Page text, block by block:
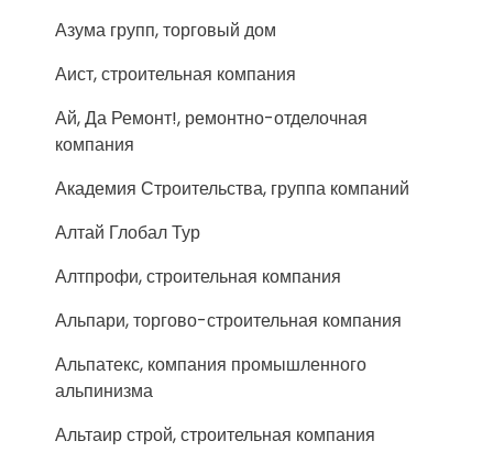
Азума групп, торговый дом
Аист, строительная компания
Ай, Да Ремонт!, ремонтно-отделочная
компания
Академия Строительства, группа компаний
Алтай Глобал Тур
Алтпрофи, строительная компания
Альпари, торгово-строительная компания
Альпатекс, компания промышленного
альпинизма
Альтаир строй, строительная компания